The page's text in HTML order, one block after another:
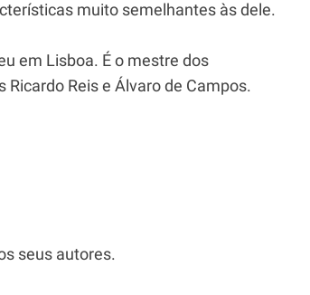
muito semelhantes às dele.
em Lisboa. É o mestre dos
Reis e Álvaro de Campos.
seus autores.